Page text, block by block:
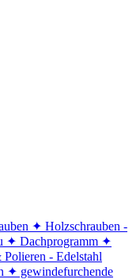
✦ Holzschrauben -
✦ Dachprogramm ✦
- Edelstahl
✦ gewindefurchende